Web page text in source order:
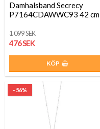
Damhalsband Secrecy
P7164CDAWWC93 42 cm
1 099 SEK
476 SEK
KÖP
- 56%